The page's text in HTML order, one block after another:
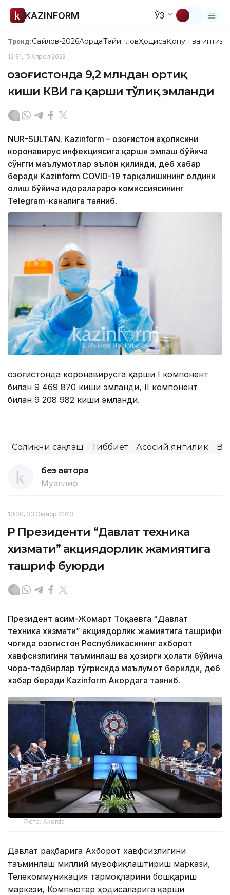
KAZINFORM ЎЗ
Тренд:Сайлов-2026АқордаТайинловҲодисаҚонун ва
12:31, 15 Апрел 2022
Қозоғистонда 9,2 млндан ортиқ
киши КВИ га қарши тўлиқ эмланди
NUR-SULTAN. Kazinform – Қозоғистон аҳолисини
коронавирус инфекциясига қарши эмлаш бўйича
сўнгги маълумотлар эълон қилинди, деб хабар
беради Kazinform COVID-19 тарқалишининг олдини
олиш бўйича идоралараро комиссиясининг
Telegram-каналига таяниб.
Қозоғистонда коронавирусга қарши I компонент
билан 9 469 870 киши эмланди, II компонент
билан 9 208 982 киши эмланди.
Соғлиқни сақлаш Тиббиёт Асосий янгилик
без автора
Муаллиф
13:00, 03 Октябр 2023
ҚР Президенти “Давлат техника
хизмати” акциядорлик жамиятига
ташриф буюрди
Президент Қасим-Жомарт Тоқаевга “Давлат
техника хизмати” акциядорлик жамиятига ташрифи
чоғида Қозоғистон Республикасининг ахборот
хавфсизлигини таъминлаш ва ҳозирги ҳолати бўйича
чора-тадбирлар тўғрисида маълумот берилди, деб
хабар беради Каzinform Акордага таяниб.
Фото: Akorda
Давлат раҳбарига Ахборот хавфсизлигини
таъминлаш миллий мувофиқлаштириш маркази,
Телекоммуникация тармоқларини бошқариш
маркази, Компьютер ҳодисаларига қарши